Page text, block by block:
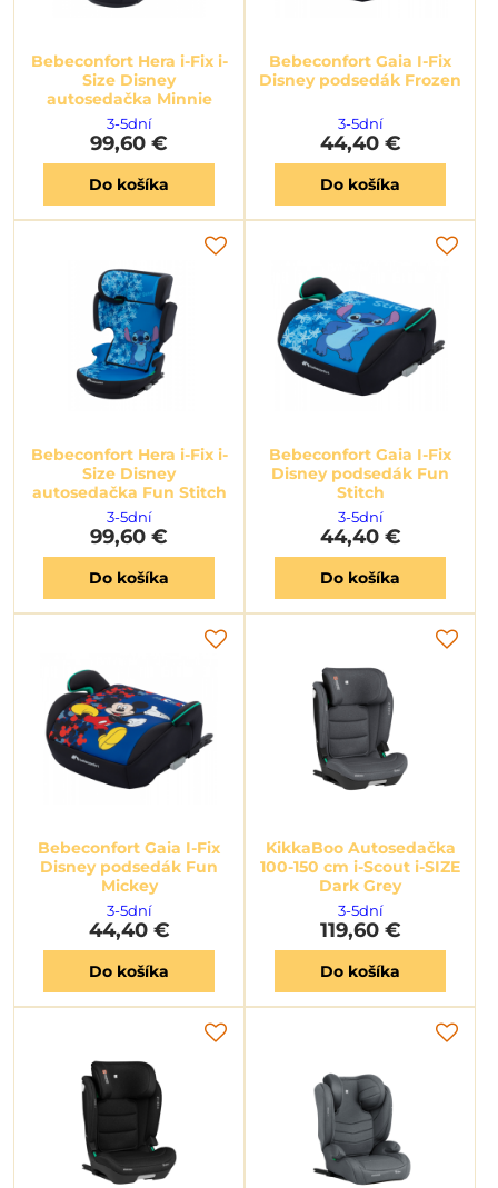
Bebeconfort Hera i-Fix i-
Size Disney
autosedačka Minnie
3-5dní
99,60 €
Do košíka
Bebeconfort Gaia I-Fix
Disney podsedák Frozen
3-5dní
44,40 €
Do košíka
Bebeconfort Hera i-Fix i-
Size Disney
autosedačka Fun Stitch
3-5dní
99,60 €
Do košíka
Bebeconfort Gaia I-Fix
Disney podsedák Fun
Stitch
3-5dní
44,40 €
Do košíka
Bebeconfort Gaia I-Fix
Disney podsedák Fun
Mickey
3-5dní
44,40 €
Do košíka
KikkaBoo Autosedačka
100-150 cm i-Scout i-SIZE
Dark Grey
3-5dní
119,60 €
Do košíka